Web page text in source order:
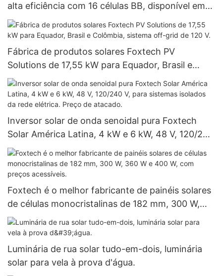
alta eficiência com 16 células BB, disponível em
potências de 590 W, 620 W, 630 W e 650 W.
Fábrica de produtos solares Foxtech PV
Solutions de 17,55 kW para Equador, Brasil e
Colômbia, sistema off-grid de 120 V.
Inversor solar de onda senoidal pura Foxtech
Solar América Latina, 4 kW e 6 kW, 48 V, 120/240
V, para sistemas isolados da rede elétrica. Preço
de atacado.
Foxtech é o melhor fabricante de painéis solares
de células monocristalinas de 182 mm, 300 W,
360 W e 400 W, com preços acessíveis.
Luminária de rua solar tudo-em-dois, luminária
solar para vela à prova d'água.